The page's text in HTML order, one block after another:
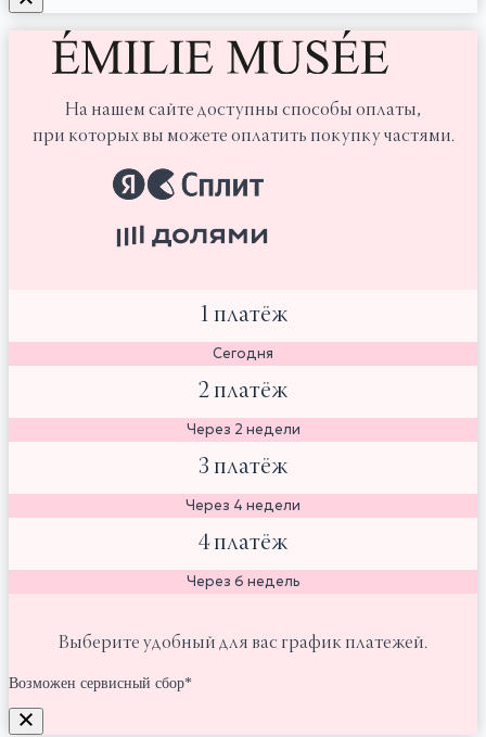
На нашем сайте доступны способы оплаты,
при которых вы можете оплатить покупку частями.
1 платёж
Сегодня
2 платёж
Через 2 недели
3 платёж
Через 4 недели
4 платёж
Через 6 недель
Выберите удобный для вас график платежей.
Возможен сервисный сбор*